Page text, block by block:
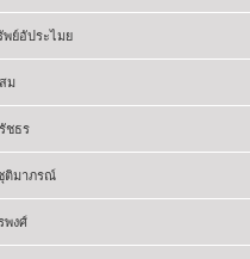
พย์อัประไมย
ม
ชธร
ติมาภรณ์
พงศ์